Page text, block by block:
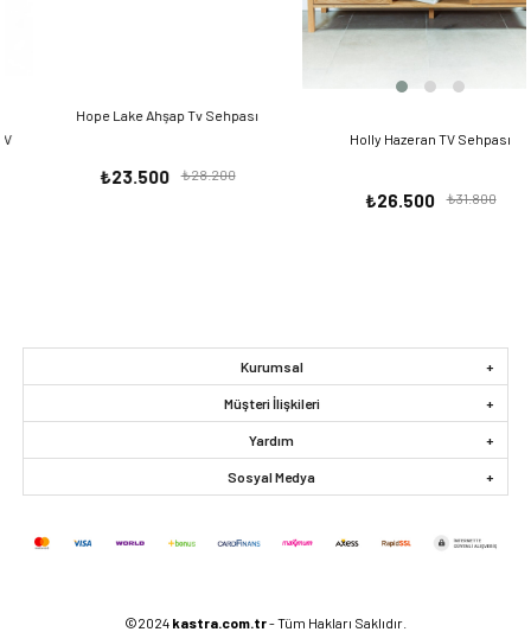
Hope Lake Ahşap Tv Sehpası
₺23.500 ₺28.200
Holly Hazeran TV Sehpası
₺26.500 ₺31.800
Kurumsal
Müşteri İlişkileri
Yardım
Sosyal Medya
©2024 kastra.com.tr- Tüm Hakları Saklıdır.